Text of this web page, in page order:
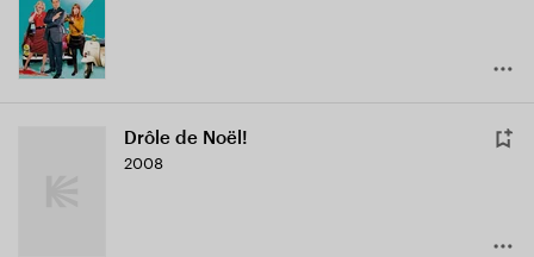
7.9
Drôle de Noël!
2008